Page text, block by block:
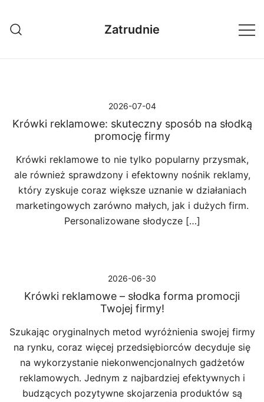
treści
Zatrudnie
2026-07-04
Krówki reklamowe: skuteczny sposób na słodką
promocję firmy
Krówki reklamowe to nie tylko popularny przysmak,
ale również sprawdzony i efektowny nośnik reklamy,
który zyskuje coraz większe uznanie w działaniach
marketingowych zarówno małych, jak i dużych firm.
Personalizowane słodycze […]
2026-06-30
Krówki reklamowe – słodka forma promocji
Twojej firmy!
Szukając oryginalnych metod wyróżnienia swojej firmy
na rynku, coraz więcej przedsiębiorców decyduje się
na wykorzystanie niekonwencjonalnych gadżetów
reklamowych. Jednym z najbardziej efektywnych i
budzących pozytywne skojarzenia produktów są